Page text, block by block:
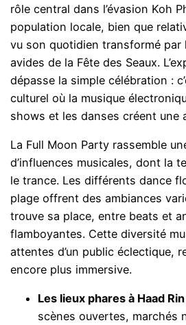
rôle central dans l’évasion Koh
population locale, bien que
vu son quotidien transformé par
avides de la Fête des Seaux.
dépasse la simple célébration :
culturel où la musique
shows et les danses créent une
La Full Moon Party rassemble
d’influences musicales, dont la
le trance. Les différents dance
plage offrent des ambiances
trouve sa place, entre beats et
flamboyantes. Cette diversité
attentes d’un public éclectique,
encore plus immersive.
Les lieux phares à Haad Rin
scènes ouvertes, marchés